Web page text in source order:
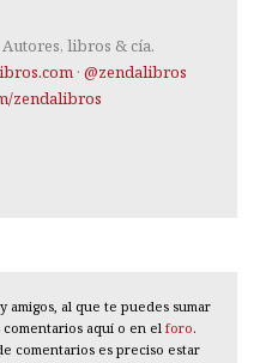
Autores, libros & cía.
· @zendalibros
zendalibros
al que te puedes sumar
aquí o en el foro.
comentarios es preciso estar